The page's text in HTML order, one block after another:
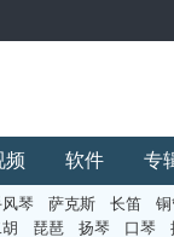
频 软件 专
琴 萨克斯 长笛
琵琶 扬琴 口琴